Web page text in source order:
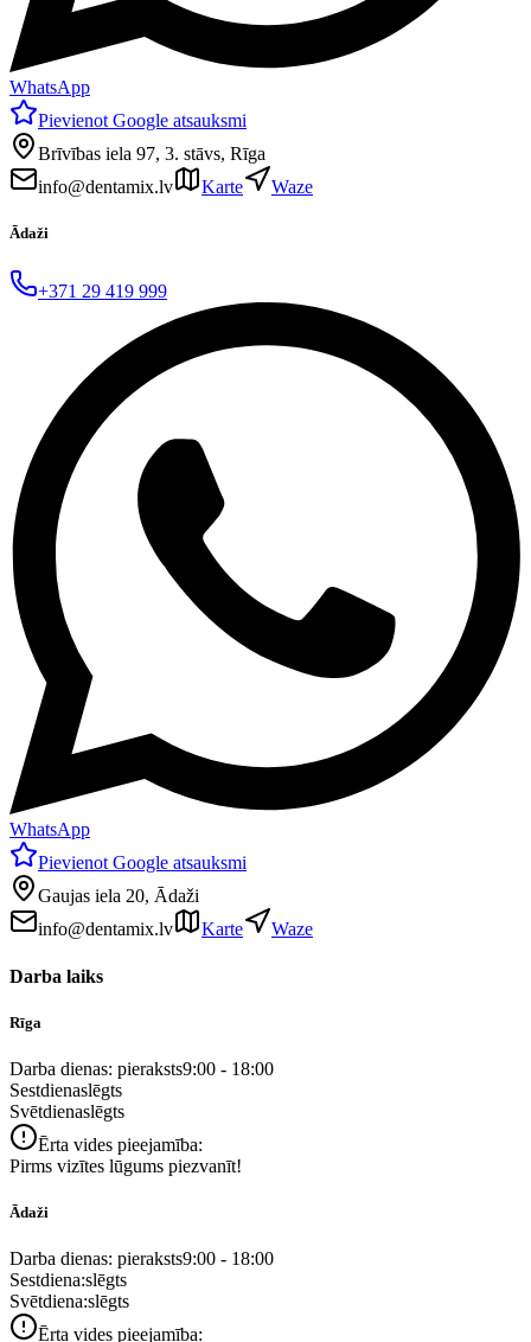
WhatsApp
Pievienot Google atsauksmi
Brīvības iela 97, 3. stāvs, Rīga
info@dentamix.lv
Karte Waze
Ādaži
+371 29 419 999
WhatsApp
Pievienot Google atsauksmi
Gaujas iela 20, Ādaži
info@dentamix.lv
Karte Waze
Darba laiks
Rīga
Darba dienas: pieraksts9:00 - 18:00
Sestdienaslēgts
Svētdienaslēgts
Ērta vides pieejamība:
Pirms vizītes lūgums piezvanīt!
Ādaži
Darba dienas: pieraksts9:00 - 18:00
Sestdiena:slēgts
Svētdiena:slēgts
Ērta vides pieejamība: